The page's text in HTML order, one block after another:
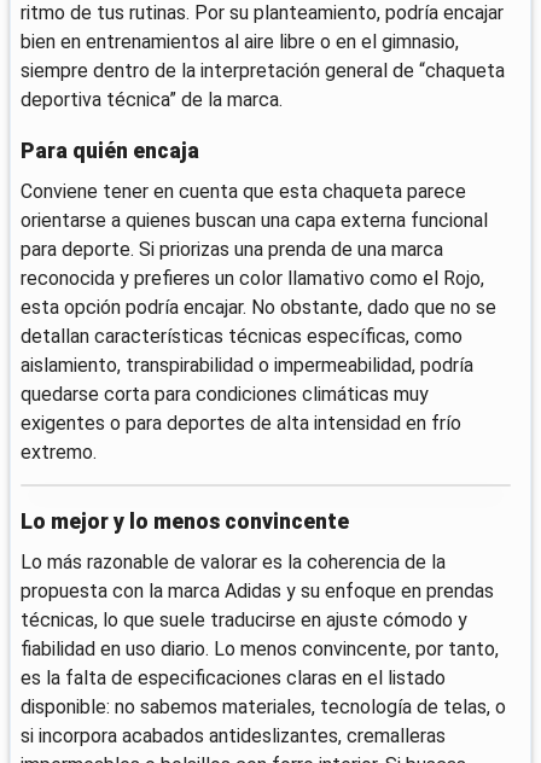
ritmo de tus rutinas. Por su planteamiento, podría encajar
bien en entrenamientos al aire libre o en el gimnasio,
siempre dentro de la interpretación general de “chaqueta
deportiva técnica” de la marca.
Para quién encaja
Conviene tener en cuenta que esta chaqueta parece
orientarse a quienes buscan una capa externa funcional
para deporte. Si priorizas una prenda de una marca
reconocida y prefieres un color llamativo como el Rojo,
esta opción podría encajar. No obstante, dado que no se
detallan características técnicas específicas, como
aislamiento, transpirabilidad o impermeabilidad, podría
quedarse corta para condiciones climáticas muy
exigentes o para deportes de alta intensidad en frío
extremo.
Lo mejor y lo menos convincente
Lo más razonable de valorar es la coherencia de la
propuesta con la marca Adidas y su enfoque en prendas
técnicas, lo que suele traducirse en ajuste cómodo y
fiabilidad en uso diario. Lo menos convincente, por tanto,
es la falta de especificaciones claras en el listado
disponible: no sabemos materiales, tecnología de telas, o
si incorpora acabados antideslizantes, cremalleras